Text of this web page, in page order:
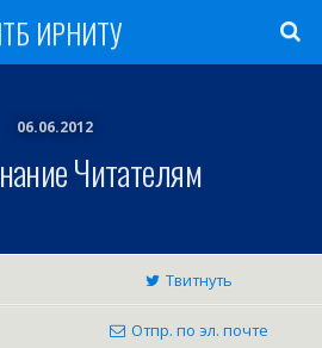
ИРНИТУ
06.06.2012
Читателям
Твитнуть
Отпр. по эл. почте